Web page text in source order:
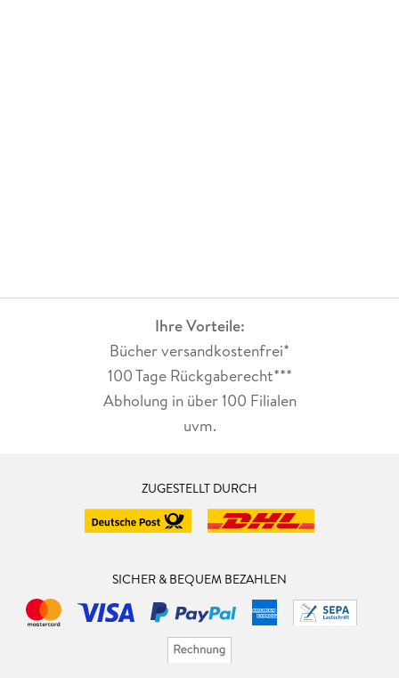
Ihre Vorteile:
Bücher versandkostenfrei*
100 Tage Rückgaberecht***
Abholung in über 100 Filialen
uvm.
ZUGESTELLT DURCH
SICHER & BEQUEM BEZAHLEN